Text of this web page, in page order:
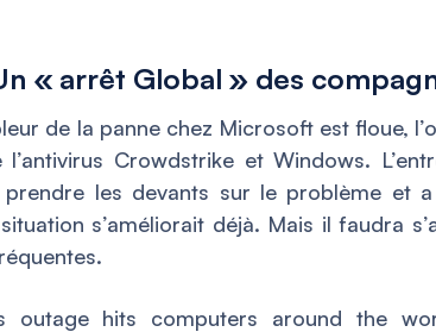
« arrêt Global » des
de la panne chez Microsoft est floue,
Crowdstrike et Windows.
les devants sur le problème et
s’améliorait déjà. Mais il faudra
outage hits computers around the